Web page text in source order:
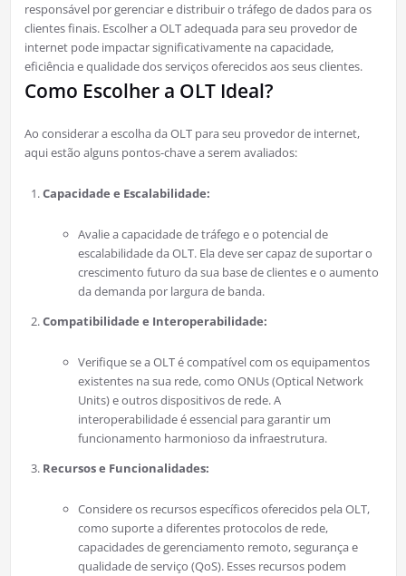
responsável por gerenciar e distribuir o tráfego de dados para os
clientes finais. Escolher a OLT adequada para seu provedor de
internet pode impactar significativamente na capacidade,
eficiência e qualidade dos serviços oferecidos aos seus clientes.
Como Escolher a OLT Ideal?
Ao considerar a escolha da OLT para seu provedor de internet,
aqui estão alguns pontos-chave a serem avaliados:
Capacidade e Escalabilidade:
Avalie a capacidade de tráfego e o potencial de
escalabilidade da OLT. Ela deve ser capaz de suportar o
crescimento futuro da sua base de clientes e o aumento
da demanda por largura de banda.
Compatibilidade e Interoperabilidade:
Verifique se a OLT é compatível com os equipamentos
existentes na sua rede, como ONUs (Optical Network
Units) e outros dispositivos de rede. A
interoperabilidade é essencial para garantir um
funcionamento harmonioso da infraestrutura.
Recursos e Funcionalidades:
Considere os recursos específicos oferecidos pela OLT,
como suporte a diferentes protocolos de rede,
capacidades de gerenciamento remoto, segurança e
qualidade de serviço (QoS). Esses recursos podem